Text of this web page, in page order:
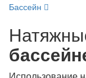
Бассейн